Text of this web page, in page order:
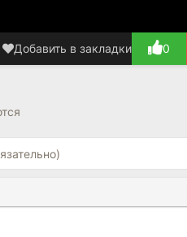
Добавить в закладки 0
ТЕКСТА
СПОЙЛЕРА